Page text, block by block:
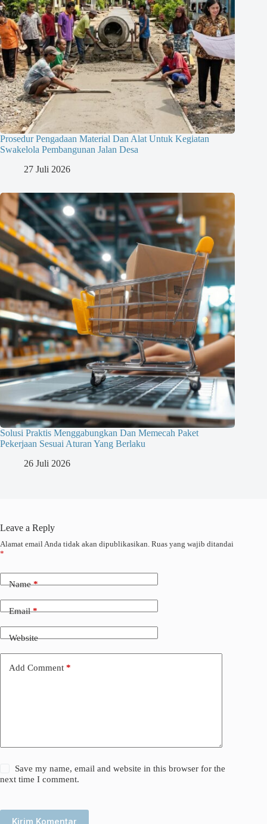
Prosedur Pengadaan Material Dan Alat Untuk Kegiatan
Swakelola Pembangunan Jalan Desa
27 Juli 2026
Solusi Praktis Menggabungkan Dan Memecah Paket
Pekerjaan Sesuai Aturan Yang Berlaku
26 Juli 2026
Leave a Reply
Alamat email Anda tidak akan dipublikasikan. Ruas yang wajib ditandai
*
Name*
Email*
Website
Add Comment *
Save my name, email and website in this browser for the
next time I comment.
Kirim Komentar